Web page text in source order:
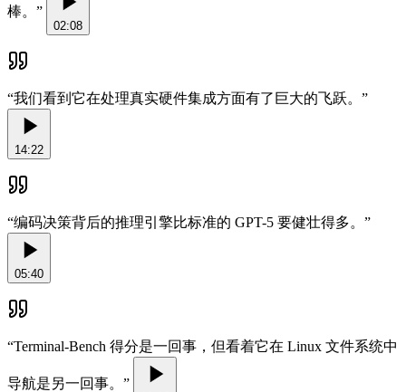
棒。 ”
02:08
“我们看到它在处理真实硬件集成方面有了巨大的飞跃。 ”
14:22
“编码决策背后的推理引擎比标准的 GPT-5 要健壮得多。 ”
05:40
“Terminal-Bench 得分是一回事，但看着它在 Linux 文件系统中
导航是另一回事。 ”